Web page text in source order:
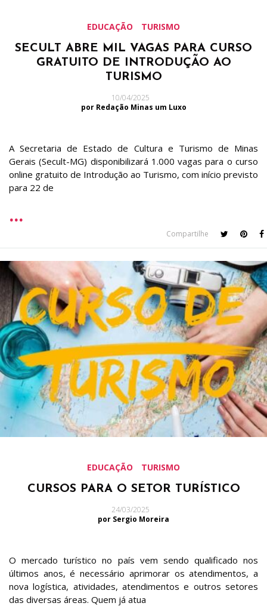
EDUCAÇÃO TURISMO
SECULT ABRE MIL VAGAS PARA CURSO
GRATUITO DE INTRODUÇÃO AO
TURISMO
10/04/2025
por Redação Minas um Luxo
A Secretaria de Estado de Cultura e Turismo de Minas
Gerais (Secult-MG) disponibilizará 1.000 vagas para o curso
online gratuito de Introdução ao Turismo, com início previsto
para 22 de
Compartilhe
EDUCAÇÃO TURISMO
CURSOS PARA O SETOR TURÍSTICO
24/03/2025
por Sergio Moreira
O mercado turístico no país vem sendo qualificado nos
últimos anos, é necessário aprimorar os atendimentos, a
nova logística, atividades, atendimentos e outros setores
das diversas áreas. Quem já atua